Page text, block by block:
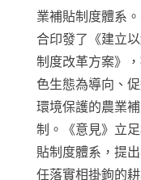
業補貼制度體系
合印發了《建立
制度改革方案》
色生態為導向、
環境保護的農業
制。《意見》立
貼制度體系，提
任落實相掛鉤的